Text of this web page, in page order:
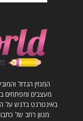
המגזין הגדול
באינטרנט בדגש על
מגוון רחב של